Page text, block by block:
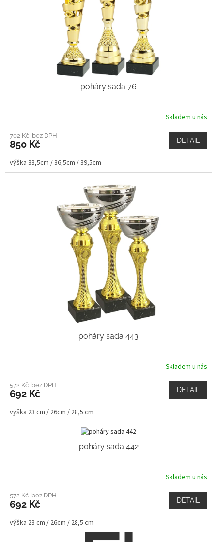
poháry sada 76
Skladem u nás
702 Kč bez DPH
850 Kč DETAIL
výška 33,5cm / 36,5cm / 39,5cm
poháry sada 443
Skladem u nás
572 Kč bez DPH
692 Kč DETAIL
výška 23 cm / 26cm / 28,5 cm
poháry sada 442
Skladem u nás
572 Kč bez DPH
692 Kč DETAIL
výška 23 cm / 26cm / 28,5 cm